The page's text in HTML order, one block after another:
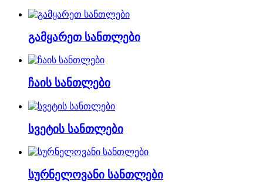
გამყარეთ სანთლები
ჩაის სანთლები
სვეტის სანთლები
სურნელოვანი სანთლები